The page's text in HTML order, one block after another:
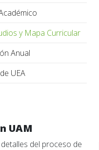
y Mapa Curricular
Anual
UEA
UAM
del proceso de